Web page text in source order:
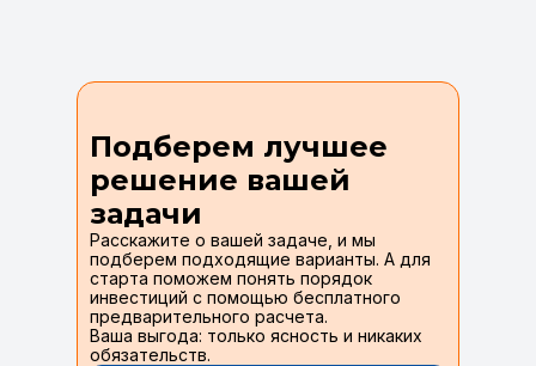
Подберем лучшее
решение вашей
задачи
Расскажите о вашей задаче, и мы
подберем подходящие варианты. А для
старта поможем понять порядок
инвестиций с помощью бесплатного
предварительного расчета.
Ваша выгода: только ясность и никаких
обязательств.